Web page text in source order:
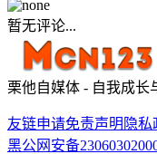
暂无评论...
栗他自媒体 - 自我成长
友链申请免责声明 隐私
黑公网安备